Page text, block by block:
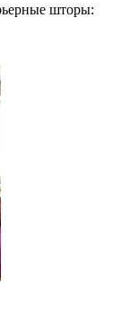
шторы: